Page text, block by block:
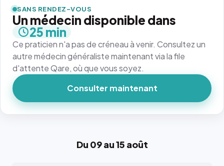
Du 09 au 15 août
SANS RENDEZ-VOUS
Un médecin disponible dans
25 min
Ce praticien n'a pas de créneau à venir. Consultez un
autre médecin généraliste maintenant via la file
d'attente Qare, où que vous soyez.
Consulter maintenant